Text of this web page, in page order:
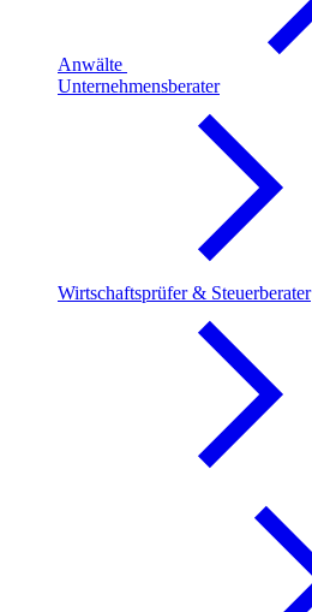
Anwälte
Unternehmensberater
Wirtschaftsprüfer & Steuerberater